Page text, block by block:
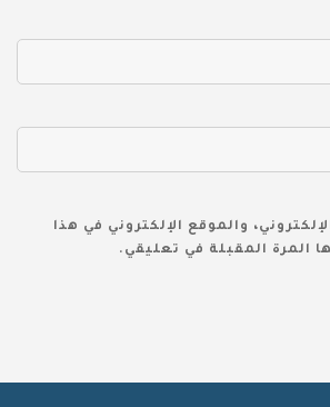
والموقع الإلكتروني في هذا
المرة المقبلة في تعليقي.